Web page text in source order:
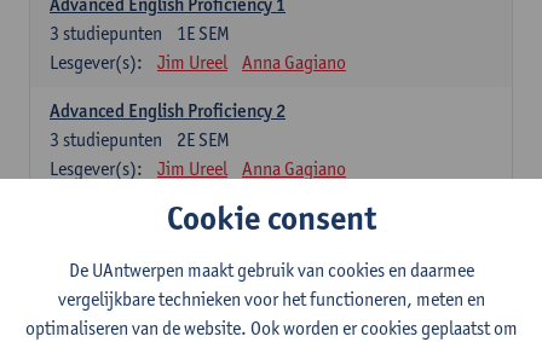
1E SEM
3 studiepunten
Lesgever(s):
Jim Ureel Anna Gagiano
Advanced English Proficiency 2
2E SEM
3 studiepunten
Lesgever(s):
Jim Ureel Anna Gagiano
Communication in English 1: Analysing Texts in Context
Lesgever(s):
Nina Reviers
Anna Gagiano
Donata Lisaite
Cookie consent
De UAntwerpen maakt gebruik van cookies en daarmee
vergelijkbare technieken voor het functioneren, meten en
optimaliseren van de website. Ook worden er cookies geplaatst om